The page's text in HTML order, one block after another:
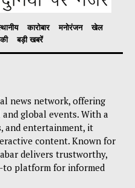
कारोबार मनोरंजन
खेल
बड़ी खबरें
news network, offering
global events. With a
and entertainment, it
content. Known for
delivers trustworthy,
to platform for informed